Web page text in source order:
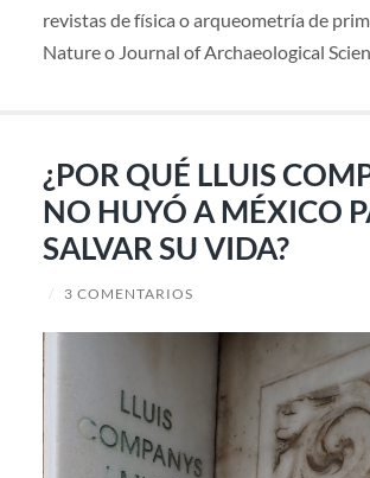
revistas de física o arqueometría de
Nature o Journal of Archaeological
¿POR QUÉ LLUIS
NO HUYÓ A MÉXICO
SALVAR SU VIDA?
/ 3 COMENTARIOS